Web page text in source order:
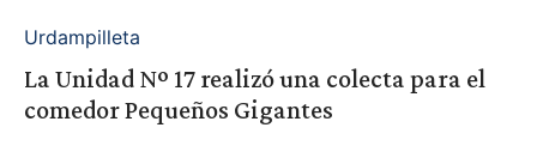
Urdampilleta
La Unidad Nº 17 realizó una colecta para el
comedor Pequeños Gigantes